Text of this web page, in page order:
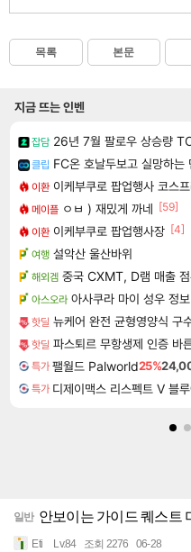
목록 본문
지금 뜨는 인벤
잡담 26년 7월 팔로우 상승량
클립 FC온 호날두보고 실망하는
이환 이케부쿠로 팝업행사 코스
메이플 ㅇㅂ ) 재밌게 까네 [59]
이환 이케부쿠로 팝업행사장 [4]
여행 설악산 울산바위
해외겜 중국 CXMT, D램 매출
아스오라 아사쿠라 마이 성우 정
핫딜 뉴케어 완전 균형영양식
핫딜 파스퇴르 무항생제 인증
특가 팰월드 Palworld25%
특가
일반 안보이는 가이드 퀘스트
Eti Lv.84 조회 2276 06-28